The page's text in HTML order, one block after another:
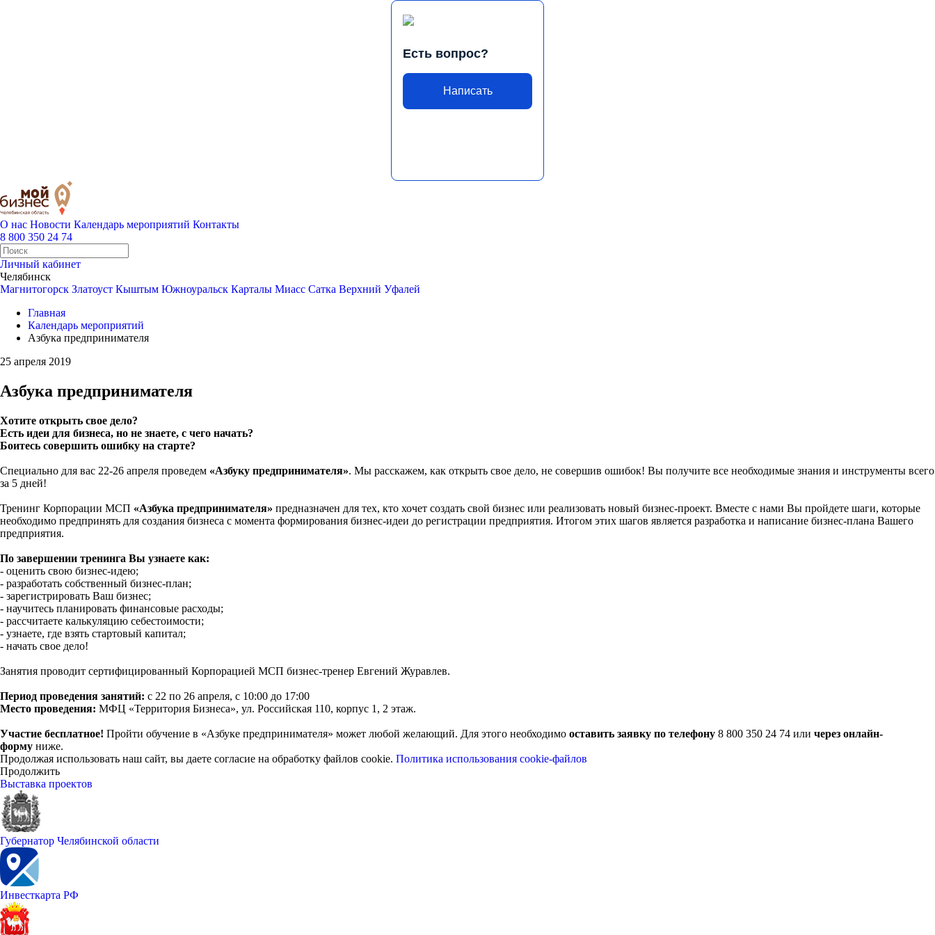
Есть вопрос?
Написать
О нас Новости Календарь мероприятий Контакты
8 800 350 24 74
Личный кабинет
Челябинск
Магнитогорск Златоуст Кыштым Южноуральск Карталы Миасс Сатка Верхний Уфалей
Главная
Календарь мероприятий
Азбука предпринимателя
25 апреля 2019
Азбука предпринимателя
Хотите открыть свое дело?
Есть идеи для бизнеса, но не знаете, с чего начать?
Боитесь совершить ошибку на старте?
Специально для вас 22-26 апреля проведем «Азбуку предпринимателя». Мы расскажем, как открыть свое дело, не совершив ошибок! Вы получите все необходимые знания и инструменты всего
за 5 дней!
Тренинг Корпорации МСП «Азбука предпринимателя» предназначен для тех, кто хочет создать свой бизнес или реализовать новый бизнес-проект. Вместе с нами Вы пройдете шаги, которые
необходимо предпринять для создания бизнеса с момента формирования бизнес-идеи до регистрации предприятия. Итогом этих шагов является разработка и написание бизнес-плана Вашего
предприятия.
По завершении тренинга Вы узнаете как:
- оценить свою бизнес-идею;
- разработать собственный бизнес-план;
- зарегистрировать Ваш бизнес;
- научитесь планировать финансовые расходы;
- рассчитаете калькуляцию себестоимости;
- узнаете, где взять стартовый капитал;
- начать свое дело!
Занятия проводит сертифицированный Корпорацией МСП бизнес-тренер Евгений Журавлев.
Период проведения занятий: с 22 по 26 апреля, с 10:00 до 17:00
Место проведения: МФЦ «Территория Бизнеса», ул. Российская 110, корпус 1, 2 этаж.
Участие бесплатное! Пройти обучение в «Азбуке предпринимателя» может любой желающий. Для этого необходимо оставить заявку по телефону 8 800 350 24 74 или через онлайн-
форму ниже.
Продолжая использовать наш сайт, вы даете согласие на обработку файлов cookie. Политика использования cookie-файлов
Продолжить
Выставка проектов
Губернатор Челябинской области
Инвесткарта РФ